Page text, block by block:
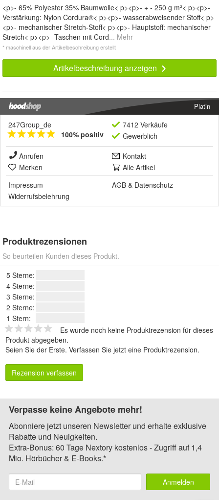
<p>- 65% Polyester 35% Baumwolle< p><p>- + - 250 g m²< p><p>-
Verstärkung: Nylon Cordura®< p><p>- wasserabweisender Stoff< p>
<p>- mechanischer Stretch-Stoff< p><p>- Hauptstoff: mechanischer
Stretch< p><p>- Taschen mit Cord... Mehr
* maschinell aus der Artikelbeschreibung erstellt
Artikelbeschreibung anzeigen
Platin
247Group_de
100% positiv
7412 Verkäufe
Gewerblich
Anrufen
Kontakt
Merken
Alle Artikel
Impressum
AGB & Datenschutz
Widerrufsbelehrung
Produktrezensionen
So beurteilen Kunden dieses Produkt.
5 Sterne:
4 Sterne:
3 Sterne:
2 Sterne:
1 Stern:
Es wurde noch keine Produktrezension für dieses
Produkt abgegeben.
Seien Sie der Erste. Verfassen Sie jetzt eine Produktrezension.
Rezension verfassen
Verpasse keine Angebote mehr!
Abonniere jetzt unseren Newsletter und erhalte exklusive
Rabatte und Neuigkeiten.
Extra-Bonus: 60 Tage Nextory kostenlos - Zugriff auf 1,4
Mio. Hörbücher & E-Books.*
Anmelden